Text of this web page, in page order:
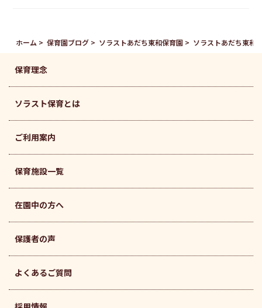
ホーム 保育園ブログ ソラストあだち東和保育園 ソラストあだち東和
保育理念
ソラスト保育とは
ご利用案内
保育施設一覧
在園中の方へ
保護者の声
よくあるご質問